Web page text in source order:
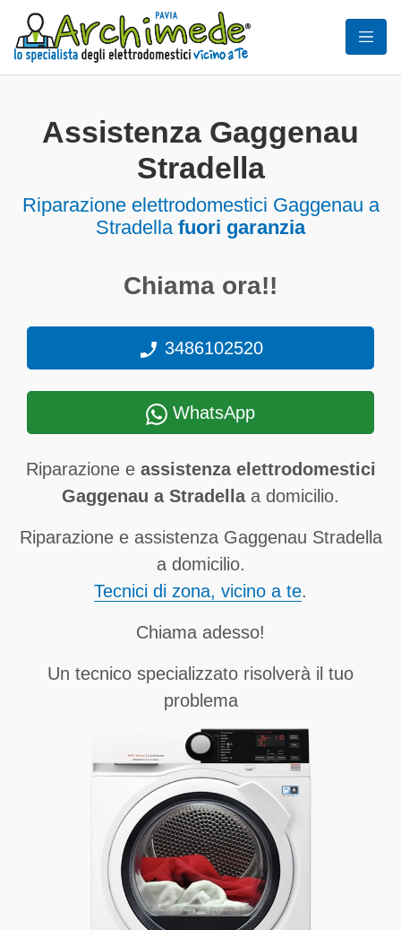
Assistenza Gaggenau
Stradella
Riparazione elettrodomestici Gaggenau a
Stradella fuori garanzia
Chiama ora!!
3486102520
WhatsApp
Riparazione e assistenza elettrodomestici
Gaggenau a Stradellaa domicilio.
Riparazione e assistenza Gaggenau Stradella
a domicilio.
Tecnici di zona, vicino a te.
Chiama adesso!
Un tecnico specializzato risolverà il tuo
problema